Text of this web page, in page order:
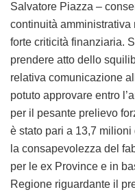
Salvatore Piazza –
continuità amministrativa
forte criticità finanziaria.
prendere atto dello
relativa comunicazione
potuto approvare entro
per il pesante prelievo
è stato pari a 13,7
la consapevolezza del
per le ex Province e in
Regione riguardante il